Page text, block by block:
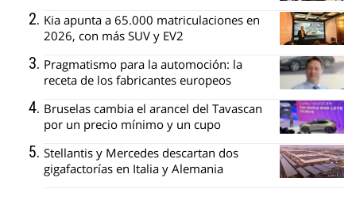
Kia apunta a 65.000 matriculaciones en
2026, con más SUV y EV2
Pragmatismo para la automoción: la
receta de los fabricantes europeos
Bruselas cambia el arancel del Tavascan
por un precio mínimo y un cupo
Stellantis y Mercedes descartan dos
gigafactorías en Italia y Alemania